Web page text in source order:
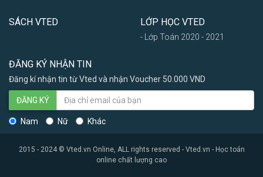
SÁCH VTED LỚP HỌC VTED
- Lớp Toán 2020 - 2021
ĐĂNG KÝ NHẬN TIN
Đăng kí nhận tin từ Vted và nhận Voucher 50.000 VND
ĐĂNG KÝ
Nam Nữ Khác
2015 - 2024 © Vted.vn Online, ALL rights reserved - Vted.vn - Học toán
online chất lượng cao